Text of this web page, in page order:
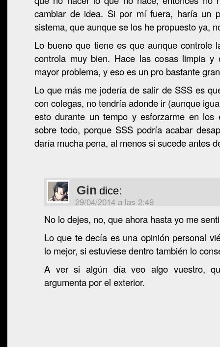
cambiar de idea. Si por mí fuera, haría un
sistema, que aunque se los he propuesto ya,
Lo bueno que tiene es que aunque controle
controla muy bien. Hace las cosas limpia y
mayor problema, y eso es un pro bastante
Lo que más me jodería de salir de SSS es
con colegas, no tendría adonde ir (aunque
esto durante un tempo y esforzarme en los
sobre todo, porque SSS podría acabar
daría mucha pena, al menos si sucede antes
Gin dice:
29/04/2014 a las 2:49
No lo dejes, no, que ahora hasta yo me
Lo que te decía es una opinión personal
lo mejor, si estuviese dentro también lo
A ver si algún día veo algo vuestro,
argumenta por el exterior.